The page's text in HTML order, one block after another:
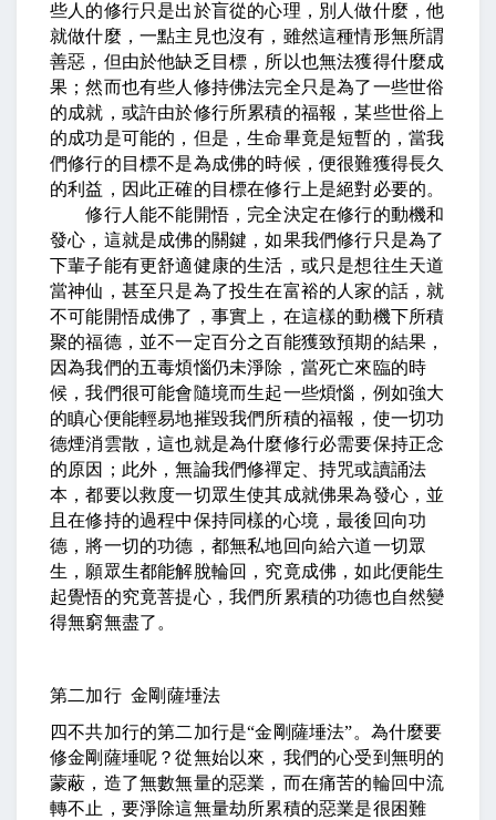
些人的修行只是出於盲從的心理，別人做什麼，他
就做什麼，一點主見也沒有，雖然這種情形無所謂
善惡，但由於他缺乏目標，所以也無法獲得什麼成
果；然而也有些人修持佛法完全只是為了一些世俗
的成就，或許由於修行所累積的福報，某些世俗上
的成功是可能的，但是，生命畢竟是短暫的，當我
們修行的目標不是為成佛的時候，便很難獲得長久
的利益，因此正確的目標在修行上是絕對必要的。
修行人能不能開悟，完全決定在修行的動機和
發心，這就是成佛的關鍵，如果我們修行只是為了
下輩子能有更舒適健康的生活，或只是想往生天道
當神仙，甚至只是為了投生在富裕的人家的話，就
不可能開悟成佛了，事實上，在這樣的動機下所積
聚的福德，並不一定百分之百能獲致預期的結果，
因為我們的五毒煩惱仍未淨除，當死亡來臨的時
候，我們很可能會隨境而生起一些煩惱，例如強大
的瞋心便能輕易地摧毀我們所積的福報，使一切功
德煙消雲散，這也就是為什麼修行必需要保持正念
的原因；此外，無論我們修禪定、持咒或讀誦法
本，都要以救度一切眾生使其成就佛果為發心，並
且在修持的過程中保持同樣的心境，最後回向功
德，將一切的功德，都無私地回向給六道一切眾
生，願眾生都能解脫輪回，究竟成佛，如此便能生
起覺悟的究竟菩提心，我們所累積的功德也自然變
得無窮無盡了。
第二加行 金剛薩埵法
四不共加行的第二加行是“金剛薩埵法”。為什麼要
修金剛薩埵呢？從無始以來，我們的心受到無明的
蒙蔽，造了無數無量的惡業，而在痛苦的輪回中流
轉不止，要淨除這無量劫所累積的惡業是很困難